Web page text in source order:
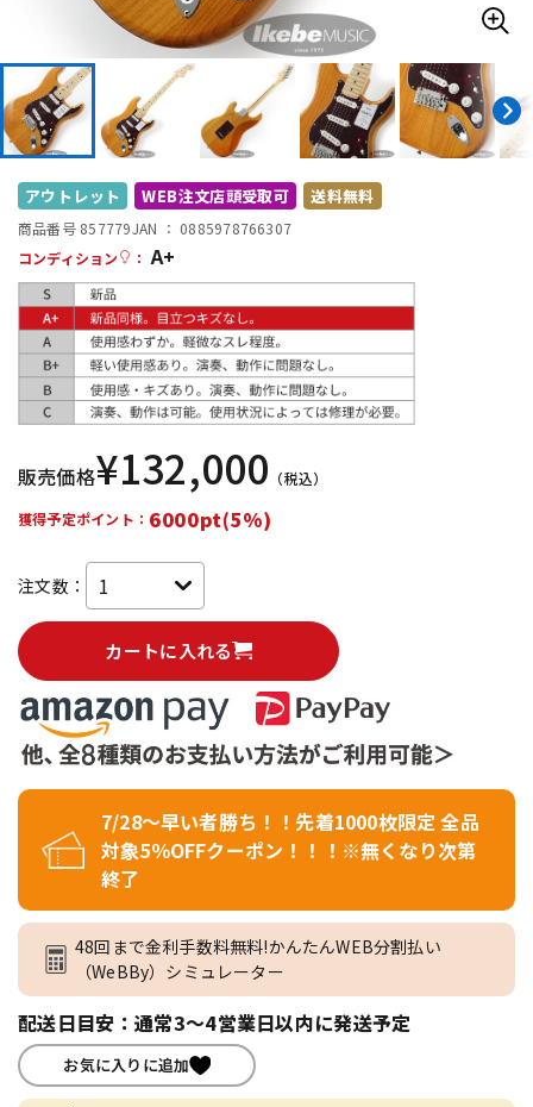
DTM
DTM オンライン納品 レコーディング機器
配信/ライブ機器
中古 ヴィンテージ
アウトレット WEB注文店頭受取可 送料無料
商品番号 857779JAN ： 0885978766307
コンディション
： A+
販売価格¥132,000 （税込）
獲得予定ポイント： 6000pt(5%)
注文数：
カートに入れる
7/28～早い者勝ち！！先着1000枚限定 全品
対象5％OFFクーポン！！！※無くなり次第
終了
48回まで金利手数料無料!かんたんWEB分割払い
（WeBBy）シミュレーター
配送日目安：通常3～4営業日以内に発送予定
お気に入りに追加